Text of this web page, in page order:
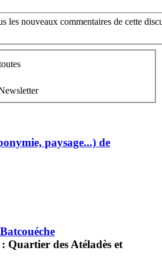
les nouveaux commentaires de cette
paysage...) de
Quartier des Atéladès et